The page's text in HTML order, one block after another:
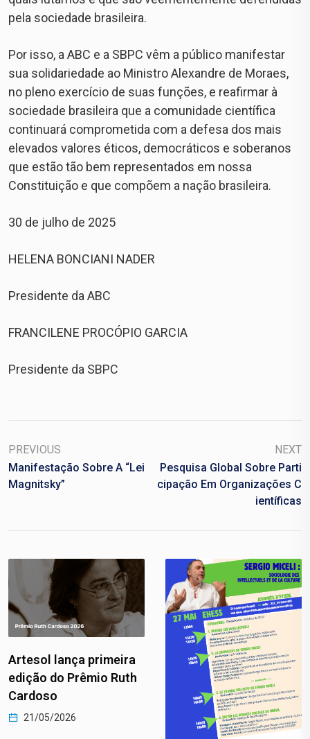
pela sociedade brasileira.
Por isso, a ABC e a SBPC vêm a público manifestar
sua solidariedade ao Ministro Alexandre de Moraes,
no pleno exercício de suas funções, e reafirmar à
sociedade brasileira que a comunidade científica
continuará comprometida com a defesa dos mais
elevados valores éticos, democráticos e soberanos
que estão tão bem representados em nossa
Constituição e que compõem a nação brasileira.
30 de julho de 2025
HELENA BONCIANI NADER
Presidente da ABC
FRANCILENE PROCÓPIO GARCIA
Presidente da SBPC
PREVIOUS
Manifestação Sobre A “Lei
Magnitsky”
NEXT
Pesquisa Global Sobre Parti
Cipação Em Organizações C
Ientíficas
Artesol lança primeira
edição do Prêmio Ruth
Cardoso
21/05/2026